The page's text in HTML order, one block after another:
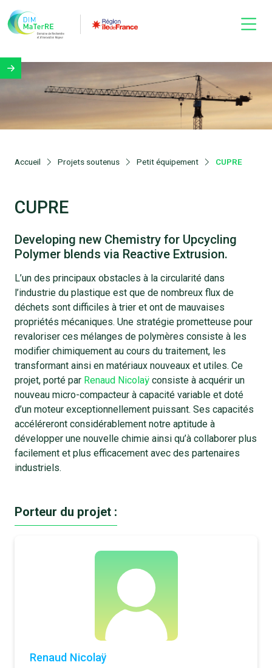
Accueil Projets soutenus Petit équipement CUPRE
CUPRE
Developing new Chemistry for Upcycling
Polymer blends via Reactive Extrusion.
L’un des principaux obstacles à la circularité dans
l’industrie du plastique est que de nombreux flux de
déchets sont difficiles à trier et ont de mauvaises
propriétés mécaniques. Une stratégie prometteuse pour
revaloriser ces mélanges de polymères consiste à les
modifier chimiquement au cours du traitement, les
transformant ainsi en matériaux nouveaux et utiles. Ce
projet, porté par Renaud Nicolaÿ consiste à acquérir un
nouveau micro-compacteur à capacité variable et doté
d’un moteur exceptionnellement puissant. Ses capacités
accéléreront considérablement notre aptitude à
développer une nouvelle chimie ainsi qu’à collaborer plus
facilement et plus efficacement avec des partenaires
industriels.
Porteur du projet :
Renaud Nicolaÿ